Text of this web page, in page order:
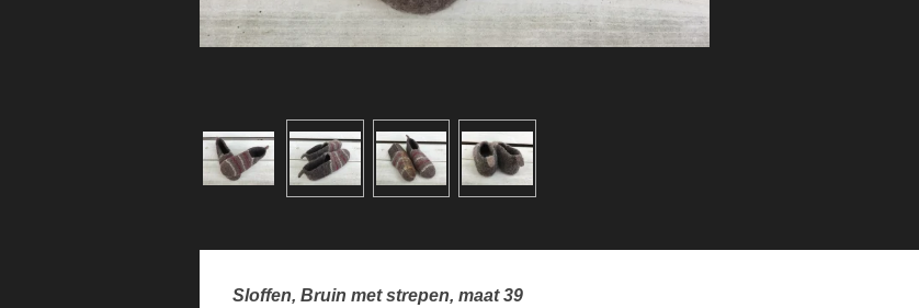
Sloffen, Bruin met strepen, maat 39